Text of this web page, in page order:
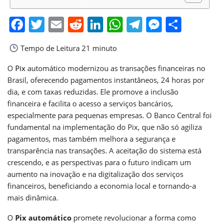
Facebook
Twitter
EmailReddit
LinkedIn
WhatsApp
Telegram
Tempo de Leitura 21 minuto
O Pix automático modernizou as transações financeiras no
Brasil, oferecendo pagamentos instantâneos, 24 horas por
dia, e com taxas reduzidas. Ele promove a inclusão
financeira e facilita o acesso a serviços bancários,
especialmente para pequenas empresas. O Banco Central foi
fundamental na implementação do Pix, que não só agiliza
pagamentos, mas também melhora a segurança e
transparência nas transações. A aceitação do sistema está
crescendo, e as perspectivas para o futuro indicam um
aumento na inovação e na digitalização dos serviços
financeiros, beneficiando a economia local e tornando-a
mais dinâmica.
O Pix automático promete revolucionar a forma como